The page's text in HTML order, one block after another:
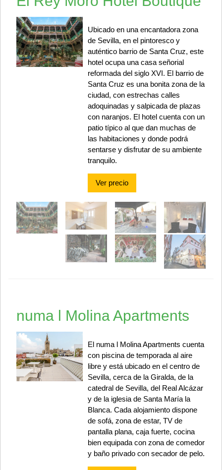
Ubicado en una encantadora zona
de Sevilla, en el pintoresco y
auténtico barrio de Santa Cruz, este
hotel ocupa una casa señorial
reformada del siglo XVI. El barrio de
Santa Cruz es una bonita zona de la
ciudad, con estrechas calles
adoquinadas y salpicada de plazas
con naranjos. El hotel cuenta con un
patio típico al que dan muchas de
las habitaciones y donde podrá
sentarse y disfrutar de su ambiente
tranquilo.
Ver precio
numa l Molina Apartments
El numa l Molina Apartments cuenta
con piscina de temporada al aire
libre y está ubicado en el centro de
Sevilla, cerca de la Giralda, de la
catedral de Sevilla, del Real Alcázar
y de la iglesia de Santa María la
Blanca. Cada alojamiento dispone
de sofá, zona de estar, TV de
pantalla plana, caja fuerte, cocina
bien equipada con zona de comedor
y baño privado con secador de pelo.